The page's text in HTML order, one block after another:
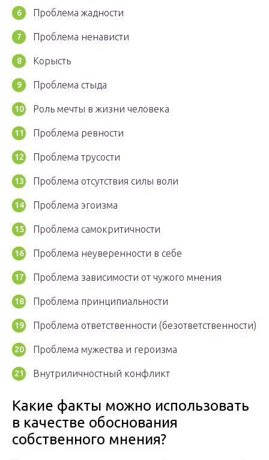
Проблема жадности
Проблема ненависти
Корысть
Проблема стыда
Роль мечты в жизни человека
Проблема ревности
Проблема трусости
Проблема отсутствия силы воли
Проблема эгоизма
Проблема самокритичности
Проблема неуверенности в себе
Проблема зависимости от чужого мнения
Проблема принципиальности
Проблема ответственности (безответственности)
Проблема мужества и героизма
Внутриличностный конфликт
Какие факты можно использовать
в качестве обоснования
собственного мнения?